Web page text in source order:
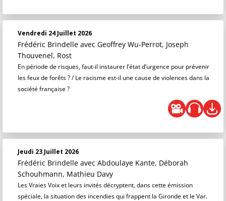
Vendredi 24 Juillet 2026
Frédéric Brindelle avec Geoffrey Wu-Perrot, Joseph
Thouvenel, Rost
En période de risques, faut-il instaurer l’état d’urgence pour prévenir
les feux de forêts ? / Le racisme est-il une cause de violences dans la
société française ?
Jeudi 23 Juillet 2026
Frédéric Brindelle avec Abdoulaye Kante, Déborah
Schouhmann, Mathieu Davy
Les Vraies Voix et leurs invités décryptent, dans cette émission
spéciale, la situation des incendies qui frappent la Gironde et le Var.